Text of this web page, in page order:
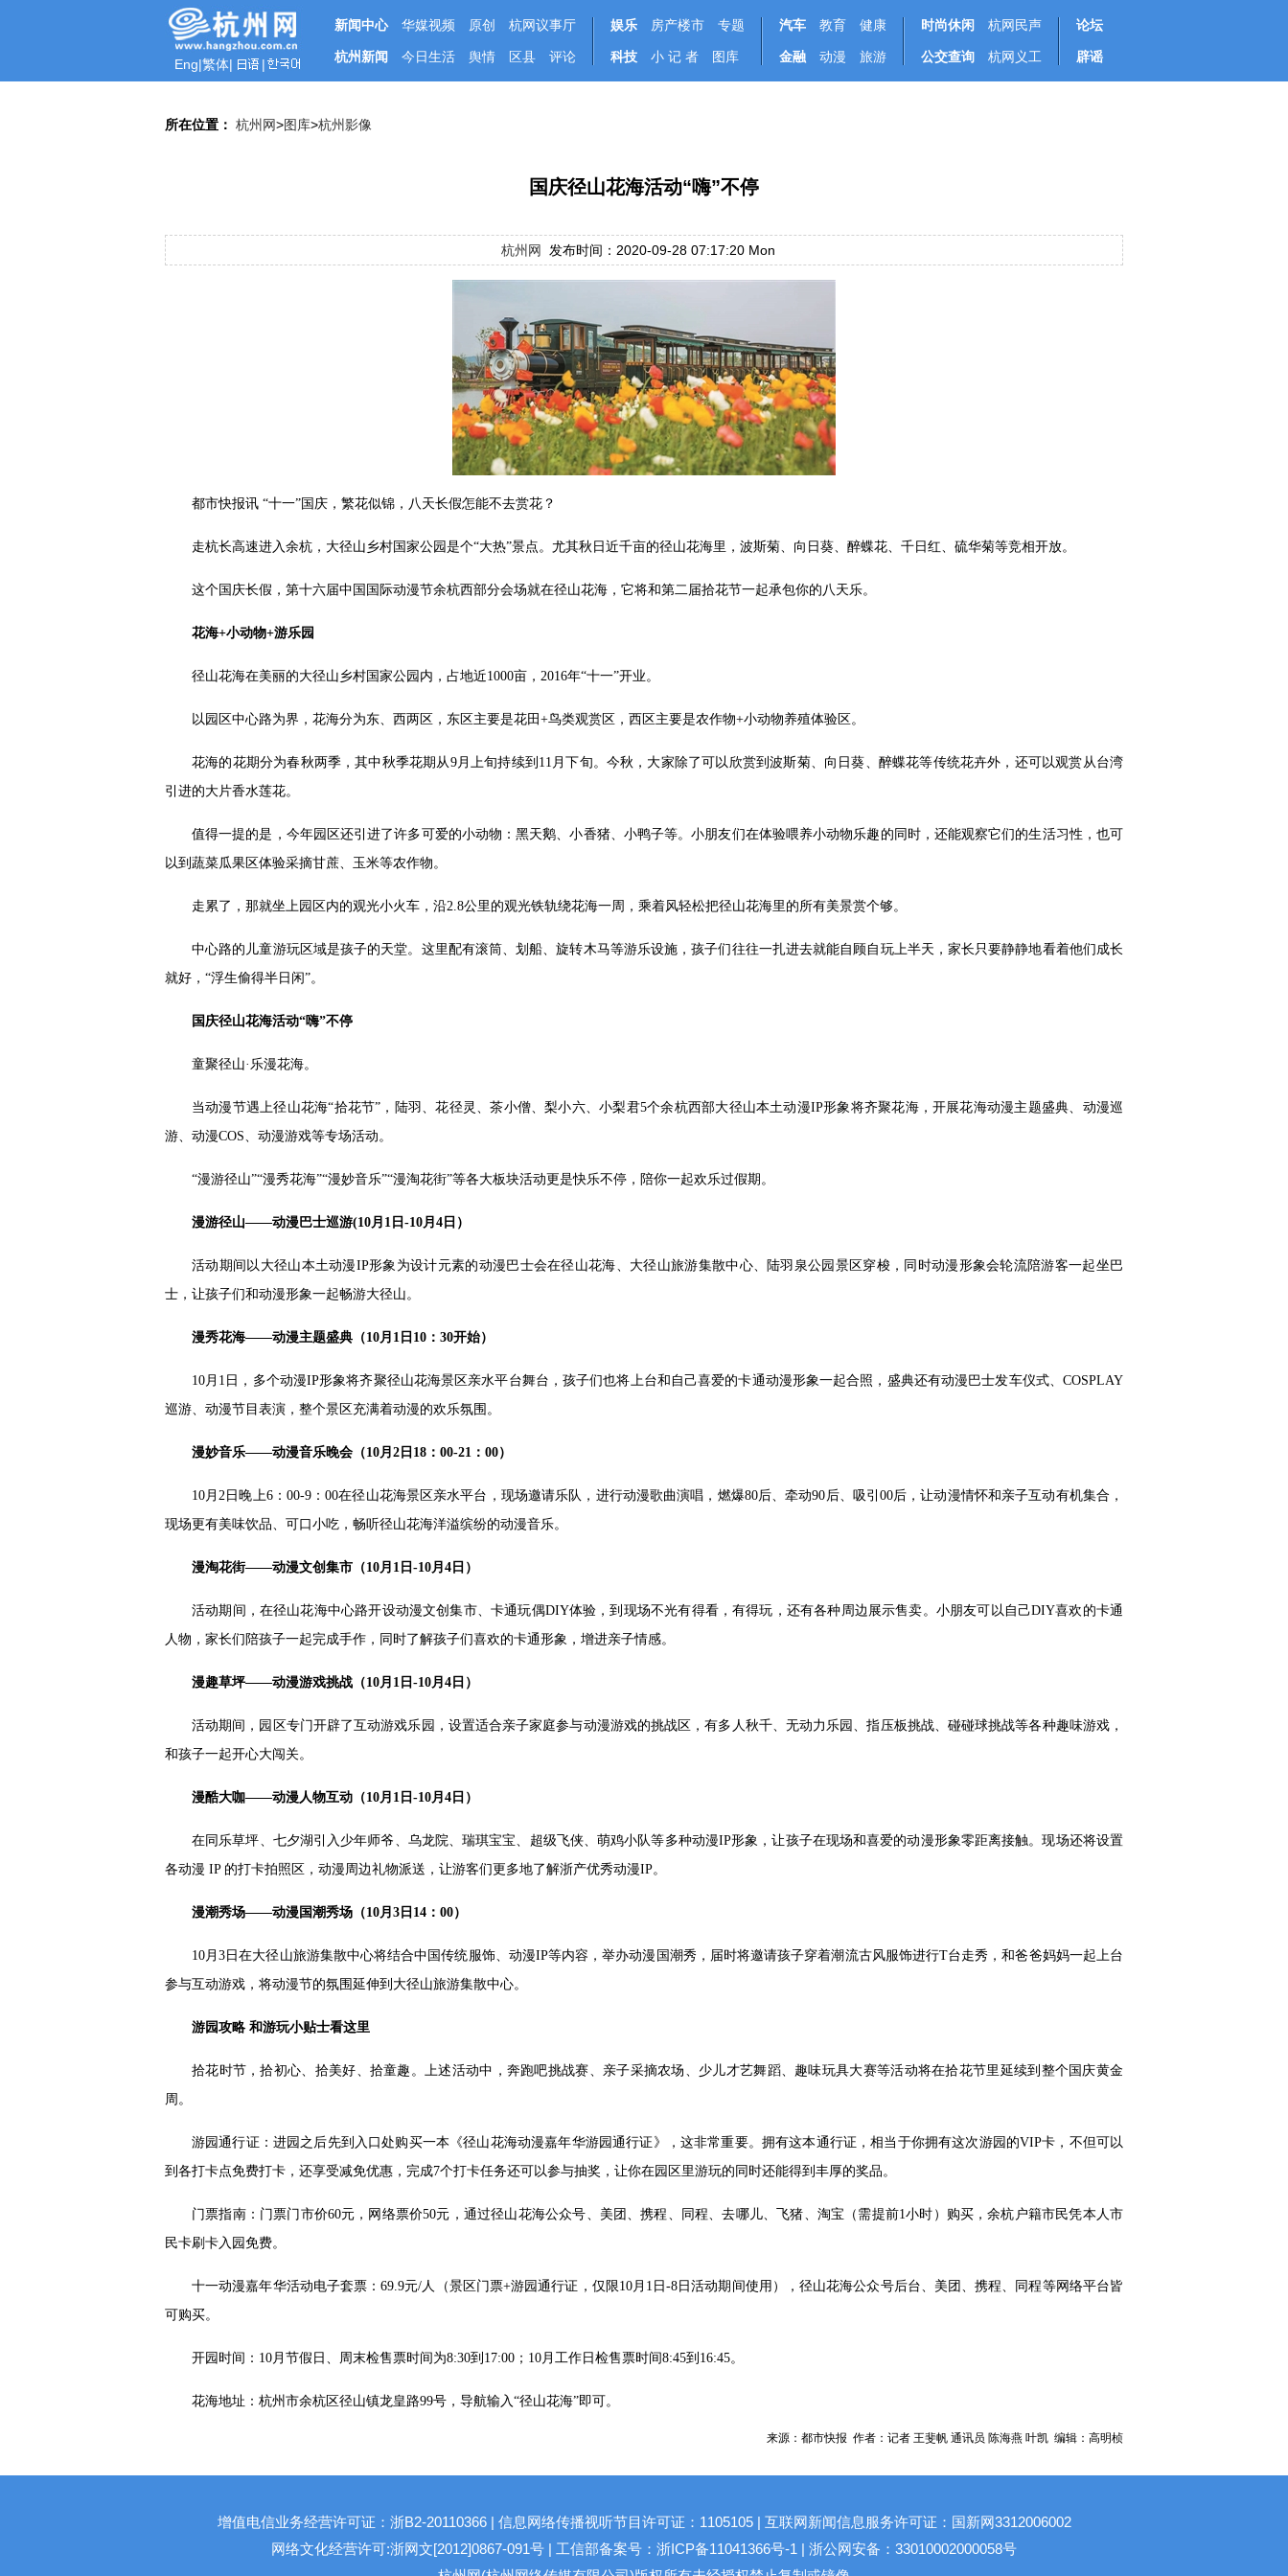
Eng|繁体| |
新闻中心 华媒视频 原创 杭网议事厅
杭州新闻 今日生活 舆情 区县 评论
娱乐 房产楼市 专题
科技 小 记 者 图库
汽车 教育 健康
金融 动漫 旅游
时尚休闲 杭网民声
公交查询 杭网义工
论坛
辟谣
所在位置： 杭州网>图库>杭州影像
国庆径山花海活动“嗨”不停
杭州网 发布时间：2020-09-28 07:17:20 Mon
都市快报讯 “十一”国庆，繁花似锦，八天长假怎能不去赏花？
走杭长高速进入余杭，大径山乡村国家公园是个“大热”景点。尤其秋日近千亩的径山花海里，波斯菊、向日葵、醉蝶花、千日红、硫华菊等竞相开放。
这个国庆长假，第十六届中国国际动漫节余杭西部分会场就在径山花海，它将和第二届拾花节一起承包你的八天乐。
花海+小动物+游乐园
径山花海在美丽的大径山乡村国家公园内，占地近1000亩，2016年“十一”开业。
以园区中心路为界，花海分为东、西两区，东区主要是花田+鸟类观赏区，西区主要是农作物+小动物养殖体验区。
花海的花期分为春秋两季，其中秋季花期从9月上旬持续到11月下旬。今秋，大家除了可以欣赏到波斯菊、向日葵、醉蝶花等传统花卉外，还可以观赏从台湾
引进的大片香水莲花。
值得一提的是，今年园区还引进了许多可爱的小动物：黑天鹅、小香猪、小鸭子等。小朋友们在体验喂养小动物乐趣的同时，还能观察它们的生活习性，也可
以到蔬菜瓜果区体验采摘甘蔗、玉米等农作物。
走累了，那就坐上园区内的观光小火车，沿2.8公里的观光铁轨绕花海一周，乘着风轻松把径山花海里的所有美景赏个够。
中心路的儿童游玩区域是孩子的天堂。这里配有滚筒、划船、旋转木马等游乐设施，孩子们往往一扎进去就能自顾自玩上半天，家长只要静静地看着他们成长
就好，“浮生偷得半日闲”。
国庆径山花海活动“嗨”不停
童聚径山·乐漫花海。
当动漫节遇上径山花海“拾花节”，陆羽、花径灵、茶小僧、梨小六、小梨君5个余杭西部大径山本土动漫IP形象将齐聚花海，开展花海动漫主题盛典、动漫巡
游、动漫COS、动漫游戏等专场活动。
“漫游径山”“漫秀花海”“漫妙音乐”“漫淘花街”等各大板块活动更是快乐不停，陪你一起欢乐过假期。
漫游径山——动漫巴士巡游(10月1日-10月4日）
活动期间以大径山本土动漫IP形象为设计元素的动漫巴士会在径山花海、大径山旅游集散中心、陆羽泉公园景区穿梭，同时动漫形象会轮流陪游客一起坐巴
士，让孩子们和动漫形象一起畅游大径山。
漫秀花海——动漫主题盛典（10月1日10：30开始）
10月1日，多个动漫IP形象将齐聚径山花海景区亲水平台舞台，孩子们也将上台和自己喜爱的卡通动漫形象一起合照，盛典还有动漫巴士发车仪式、COSPLAY
巡游、动漫节目表演，整个景区充满着动漫的欢乐氛围。
漫妙音乐——动漫音乐晚会（10月2日18：00-21：00）
10月2日晚上6：00-9：00在径山花海景区亲水平台，现场邀请乐队，进行动漫歌曲演唱，燃爆80后、牵动90后、吸引00后，让动漫情怀和亲子互动有机集合，
现场更有美味饮品、可口小吃，畅听径山花海洋溢缤纷的动漫音乐。
漫淘花街——动漫文创集市（10月1日-10月4日）
活动期间，在径山花海中心路开设动漫文创集市、卡通玩偶DIY体验，到现场不光有得看，有得玩，还有各种周边展示售卖。小朋友可以自己DIY喜欢的卡通
人物，家长们陪孩子一起完成手作，同时了解孩子们喜欢的卡通形象，增进亲子情感。
漫趣草坪——动漫游戏挑战（10月1日-10月4日）
活动期间，园区专门开辟了互动游戏乐园，设置适合亲子家庭参与动漫游戏的挑战区，有多人秋千、无动力乐园、指压板挑战、碰碰球挑战等各种趣味游戏，
和孩子一起开心大闯关。
漫酷大咖——动漫人物互动（10月1日-10月4日）
在同乐草坪、七夕湖引入少年师爷、乌龙院、瑞琪宝宝、超级飞侠、萌鸡小队等多种动漫IP形象，让孩子在现场和喜爱的动漫形象零距离接触。现场还将设置
各动漫 IP 的打卡拍照区，动漫周边礼物派送，让游客们更多地了解浙产优秀动漫IP。
漫潮秀场——动漫国潮秀场（10月3日14：00）
10月3日在大径山旅游集散中心将结合中国传统服饰、动漫IP等内容，举办动漫国潮秀，届时将邀请孩子穿着潮流古风服饰进行T台走秀，和爸爸妈妈一起上台
参与互动游戏，将动漫节的氛围延伸到大径山旅游集散中心。
游园攻略 和游玩小贴士看这里
拾花时节，拾初心、拾美好、拾童趣。上述活动中，奔跑吧挑战赛、亲子采摘农场、少儿才艺舞蹈、趣味玩具大赛等活动将在拾花节里延续到整个国庆黄金
周。
游园通行证：进园之后先到入口处购买一本《径山花海动漫嘉年华游园通行证》，这非常重要。拥有这本通行证，相当于你拥有这次游园的VIP卡，不但可以
到各打卡点免费打卡，还享受减免优惠，完成7个打卡任务还可以参与抽奖，让你在园区里游玩的同时还能得到丰厚的奖品。
门票指南：门票门市价60元，网络票价50元，通过径山花海公众号、美团、携程、同程、去哪儿、飞猪、淘宝（需提前1小时）购买，余杭户籍市民凭本人市
民卡刷卡入园免费。
十一动漫嘉年华活动电子套票：69.9元/人（景区门票+游园通行证，仅限10月1日-8日活动期间使用），径山花海公众号后台、美团、携程、同程等网络平台皆
可购买。
开园时间：10月节假日、周末检售票时间为8:30到17:00；10月工作日检售票时间8:45到16:45。
花海地址：杭州市余杭区径山镇龙皇路99号，导航输入“径山花海”即可。
来源：都市快报 作者：记者 王斐帆 通讯员 陈海燕 叶凯 编辑：高明桢
增值电信业务经营许可证：浙B2-20110366 | 信息网络传播视听节目许可证：1105105 | 互联网新闻信息服务许可证：国新网3312006002
网络文化经营许可:浙网文[2012]0867-091号 | 工信部备案号：浙ICP备11041366号-1 | 浙公网安备：33010002000058号